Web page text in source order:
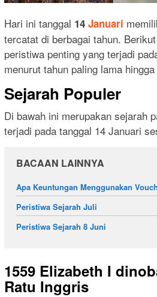
Hari ini tanggal 14 Januari
tercatat di berbagai tahun.
peristiwa penting yang terjadi
menurut tahun paling lama
Sejarah Populer
Di bawah ini merupakan sejarah
terjadi pada tanggal 14 Januari
BACAAN LAINNYA
Apa Keuntungan Menggunakan
Peristiwa Sejarah Juli
Peristiwa Sejarah 8 Juni
1559 Elizabeth I
Ratu Inggris